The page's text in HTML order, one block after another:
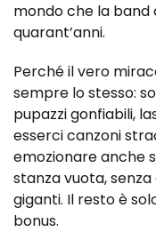
mondo che la
quarant’anni.
Perché il vero
sempre lo stesso:
pupazzi gonfiabili,
esserci canzoni
emozionare anche
stanza vuota,
giganti. Il resto è
bonus.